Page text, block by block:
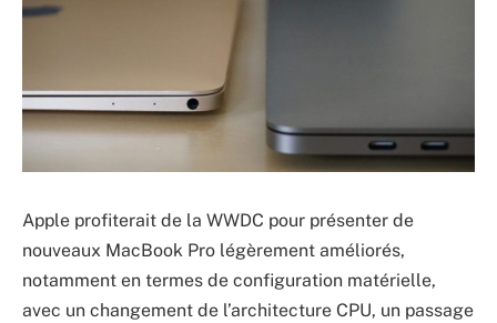
Apple profiterait de la WWDC pour présenter de
nouveaux MacBook Pro légèrement améliorés,
notamment en termes de configuration matérielle,
avec un changement de l’architecture CPU, un passage